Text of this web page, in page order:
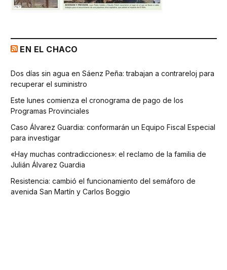
EN EL CHACO
Dos días sin agua en Sáenz Peña: trabajan a contrareloj para
recuperar el suministro
Este lunes comienza el cronograma de pago de los
Programas Provinciales
Caso Álvarez Guardia: conformarán un Equipo Fiscal Especial
para investigar
«Hay muchas contradicciones»: el reclamo de la familia de
Julián Álvarez Guardia
Resistencia: cambió el funcionamiento del semáforo de
avenida San Martín y Carlos Boggio